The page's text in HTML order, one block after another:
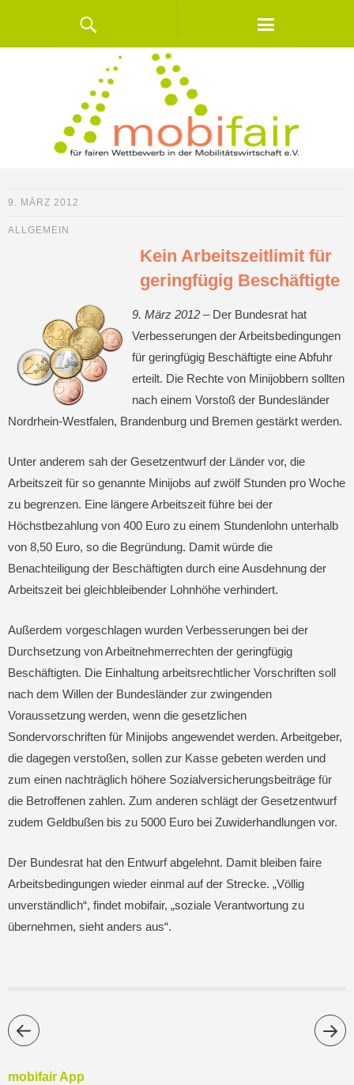
9. MÄRZ 2012
ALLGEMEIN
Kein Arbeitszeitlimit für
geringfügig Beschäftigte
9. März 2012 –Der Bundesrat hat
Verbesserungen der Arbeitsbedingungen
für geringfügig Beschäftigte eine Abfuhr
erteilt. Die Rechte von Minijobbern sollten
nach einem Vorstoß der Bundesländer
Nordrhein-Westfalen, Brandenburg und Bremen gestärkt werden.
Unter anderem sah der Gesetzentwurf der Länder vor, die
Arbeitszeit für so genannte Minijobs auf zwölf Stunden pro Woche
zu begrenzen. Eine längere Arbeitszeit führe bei der
Höchstbezahlung von 400 Euro zu einem Stundenlohn unterhalb
von 8,50 Euro, so die Begründung. Damit würde die
Benachteiligung der Beschäftigten durch eine Ausdehnung der
Arbeitszeit bei gleichbleibender Lohnhöhe verhindert.
Außerdem vorgeschlagen wurden Verbesserungen bei der
Durchsetzung von Arbeitnehmerrechten der geringfügig
Beschäftigten. Die Einhaltung arbeitsrechtlicher Vorschriften soll
nach dem Willen der Bundesländer zur zwingenden
Voraussetzung werden, wenn die gesetzlichen
Sondervorschriften für Minijobs angewendet werden. Arbeitgeber,
die dagegen verstoßen, sollen zur Kasse gebeten werden und
zum einen nachträglich höhere Sozialversicherungsbeiträge für
die Betroffenen zahlen. Zum anderen schlägt der Gesetzentwurf
zudem Geldbußen bis zu 5000 Euro bei Zuwiderhandlungen vor.
Der Bundesrat hat den Entwurf abgelehnt. Damit bleiben faire
Arbeitsbedingungen wieder einmal auf der Strecke. „Völlig
unverständlich“, findet mobifair, „soziale Verantwortung zu
übernehmen, sieht anders aus“.
mobifair App